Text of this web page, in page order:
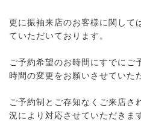
更に振袖来店のお客様に関して
ていただいております。
ご予約希望のお時間にすでにご
時間の変更をお願いさせていた
ご予約制とご存知なくご来店さ
況により対応させていただきま